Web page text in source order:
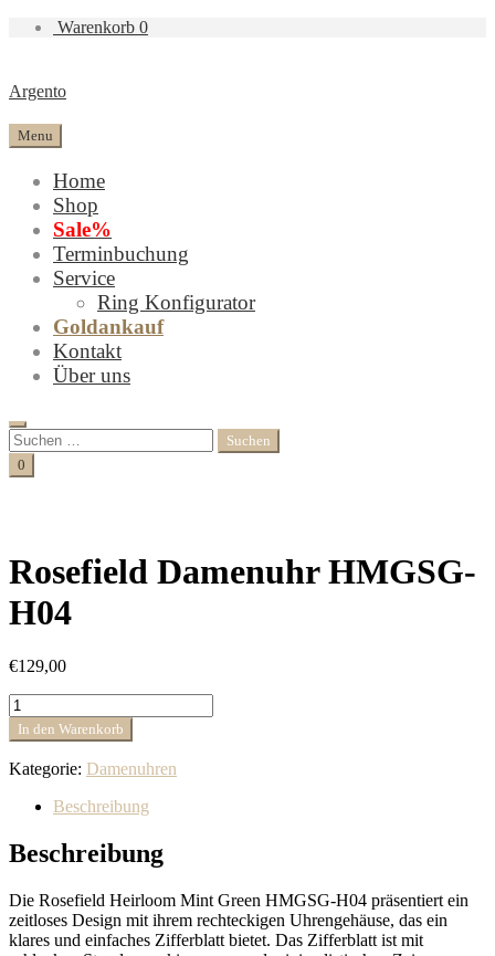
Warenkorb 0
Argento
Menu
Home
Shop
Sale%
Terminbuchung
Service
Ring Konfigurator
Goldankauf
Kontakt
Über uns
Search
Suchen
nach:
Cart
0
Rosefield Damenuhr HMGSG-
H04
€129,00
Rosefield
Damenuhr
HMGSG-
H04
Menge
In den Warenkorb
Kategorie: Damenuhren
Beschreibung
Beschreibung
Die Rosefield Heirloom Mint Green HMGSG-H04 präsentiert ein
zeitloses Design mit ihrem rechteckigen Uhrengehäuse, das ein
klares und einfaches Zifferblatt bietet. Das Zifferblatt ist mit